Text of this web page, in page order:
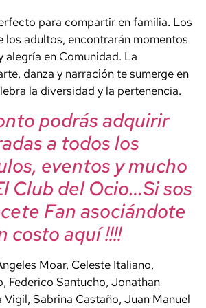
para compartir en familia. Los
los adultos, encontrarán momentos
alegría en Comunidad. La
danza y narración te sumerge en
la diversidad y la pertenencia.
podrás adquirir
a todos los
eventos y mucho
Club del Ocio…Si sos
Fan asociándote
costo aquí !!!!
Moar, Celeste Italiano,
Federico Santucho, Jonathan
Vigil, Sabrina Castaño, Juan Manuel